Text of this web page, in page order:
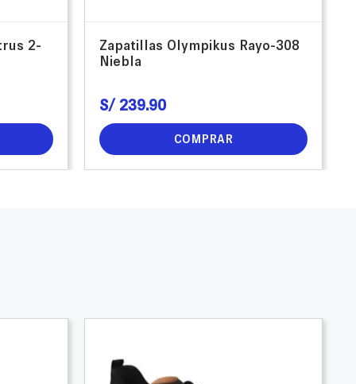
2-
Zapatillas Olympikus Rayo-308
Niebla
S/ 239.90
COMPRAR